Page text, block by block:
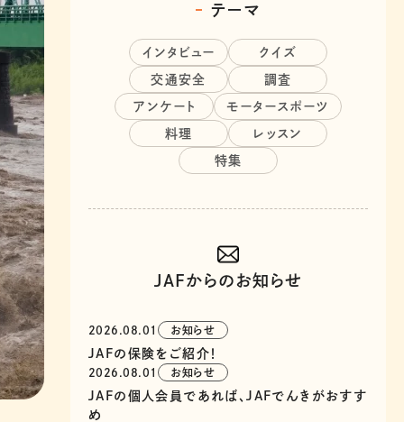
テーマ
インタビュー クイズ
交通安全 調査
アンケート モータースポーツ
料理 レッスン
特集
JAFからのお知らせ
2026.08.01 お知らせ
JAFの保険をご紹介！
2026.08.01 お知らせ
JAFの個人会員であれば、JAFでんきがおすす
め